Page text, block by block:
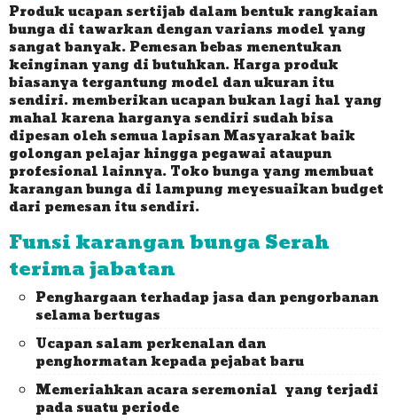
Produk ucapan sertijab dalam bentuk rangkaian
bunga di tawarkan dengan varians model yang
sangat banyak. Pemesan bebas menentukan
keinginan yang di butuhkan. Harga produk
biasanya tergantung model dan ukuran itu
sendiri. memberikan ucapan bukan lagi hal yang
mahal karena harganya sendiri sudah bisa
dipesan oleh semua lapisan Masyarakat baik
golongan pelajar hingga pegawai ataupun
profesional lainnya. Toko bunga yang membuat
karangan bunga di lampung meyesuaikan budget
dari pemesan itu sendiri.
Funsi karangan bunga Serah
terima jabatan
Penghargaan terhadap jasa dan pengorbanan
selama bertugas
Ucapan salam perkenalan dan
penghormatan kepada pejabat baru
Memeriahkan acara seremonial yang terjadi
pada suatu periode